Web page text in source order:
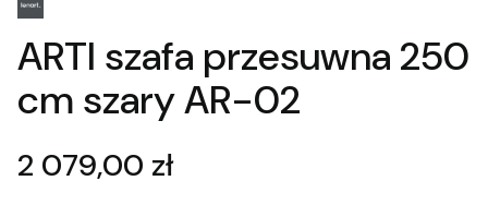
ARTI szafa przesuwna 250
cm szary AR-02
Cena
2 079,00 zł